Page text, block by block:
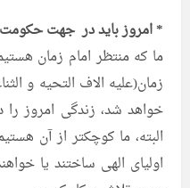
* امروز باید در جهت حکومت
ما که منتظر امام زمان
زمان(علیه الاف التحیه و
خواهد شد، زندگی امروز را
البته، ما کوچکتر از آن
اولیای الهی ساختند یا